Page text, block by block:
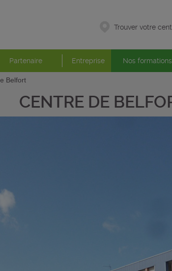
Trouver votre
Partenaire Entreprise Nos formations
Belfort
CENTRE DE